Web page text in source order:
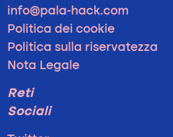
info@pala-hack.com
Politica dei cookie
Politica sulla riservatezza
Nota Legale
Reti
Sociali